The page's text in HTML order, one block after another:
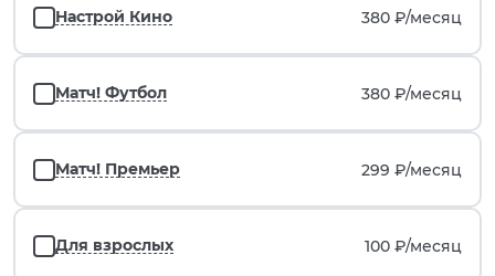
Настрой Кино 380 ₽/месяц
Матч! Футбол 380 ₽/месяц
Матч! Премьер 299 ₽/месяц
Для взрослых 100 ₽/месяц